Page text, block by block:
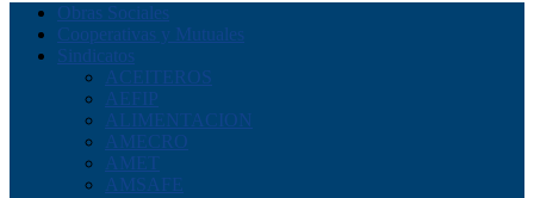
Obras Sociales
Cooperativas y Mutuales
Sindicatos
ACEITEROS
AEFIP
ALIMENTACION
AMECRO
AMET
AMSAFE